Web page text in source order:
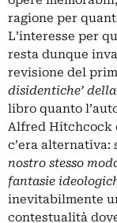
ragione per
L’interesse per
resta dunque
revisione del
disidentiche’ della
libro quanto
Alfred Hitchcock
c’era alternativa:
nostro stesso
fantasie
inevitabilmente
contestualità